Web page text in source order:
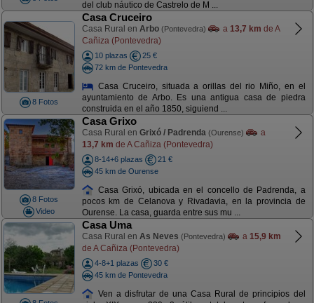
del club náutico de Castrelo de M ...
8 Fotos
Casa Cruceiro
Casa Rural en Arbo (Pontevedra) a 13,7 km de A
Cañiza (Pontevedra)
10 plazas
25 €
72 km de Pontevedra
Casa Cruceiro, situada a orillas del rio Miño, en el
ayuntamiento de Arbo. Es una antigua casa de piedra
construida en el año 1850, siguiend ...
8 Fotos
Video
Casa Grixo
Casa Rural en Grixó / Padrenda (Ourense)
a
13,7 km de A Cañiza (Pontevedra)
8-14+6 plazas
21 €
45 km de Ourense
Casa Grixó, ubicada en el concello de Padrenda, a
pocos km de Celanova y Rivadavia, en la provincia de
Ourense. La casa, guarda entre sus mu ...
Casa Uma
Casa Rural en As Neves (Pontevedra) a 15,9 km
de A Cañiza (Pontevedra)
4-8+1 plazas
30 €
45 km de Pontevedra
Ven a disfrutar de una Casa Rural de principios del